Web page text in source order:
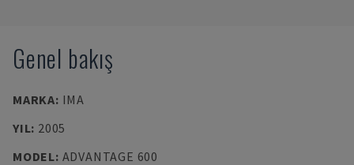
Genel bakış
MARKA: IMA
YIL: 2005
MODEL: ADVANTAGE 600